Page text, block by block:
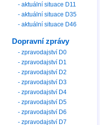
- aktuální situace D11
- aktuální situace D35
- aktuální situace D46
Dopravní zprávy
- zpravodajství D0
- zpravodajství D1
- zpravodajství D2
- zpravodajství D3
- zpravodajství D4
- zpravodajství D5
- zpravodajství D6
- zpravodajství D7